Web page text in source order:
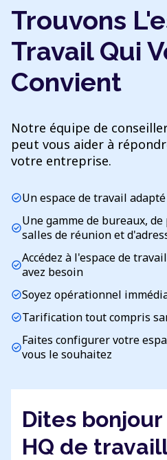
Trouvons
Travail Qui
Convient
Notre équipe de
peut vous aider à
votre entreprise.
check_circleUn espace de travail
check_circleUne gamme de bureaux,
salles de réunion et
check_circleAccédez à l'espace de
avez besoin
check_circleSoyez opérationnel
check_circleTarification tout compris
check_circleFaites configurer votre
vous le souhaitez
Dites
HQ de